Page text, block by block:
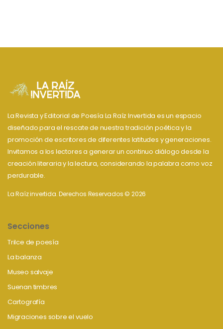
La Revista y Editorial de Poesía La Raíz Invertida es un espacio
diseñado para el rescate de nuestra tradición poética y la
promoción de escritores de diferentes latitudes y generaciones.
Invitamos a los lectores a generar un continuo diálogo desde la
creación literaria y la lectura, considerando la palabra como voz
perdurable.
La Raíz invertida. Derechos Reservados © 2026
Secciones
Trilce de poesía
La balanza
Museo salvaje
Suenan timbres
Cartografía
Migraciones sobre el vuelo